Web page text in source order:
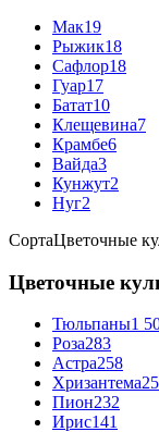
Мак19
Рыжик18
Сафлор18
Гуар17
Батат10
Клещевина7
Крамбе6
Вайда3
Кунжут2
Нуг2
СортаЦветочные
Цветочные
Тюльпаны1
Роза283
Астра258
Хризантема
Пион232
Ирис141